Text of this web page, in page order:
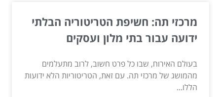
מרכזי תה: חשיפת הטריטוריה הבלתי
ידועה עבור בתי מלון ועסקים
בעולם האירוח, שבו כל פרט חשוב, לרוב מתעלמים
מהמושג של מרכזי תה. עם זאת, הטריטוריות הלא ידועות
הללו...